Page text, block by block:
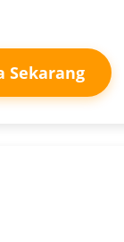
Sekarang